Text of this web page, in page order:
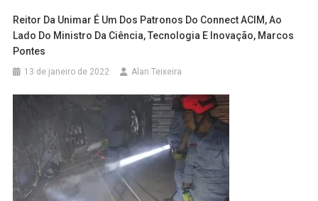
Reitor Da Unimar É Um Dos Patronos Do Connect ACIM, Ao
Lado Do Ministro Da Ciência, Tecnologia E Inovação, Marcos
Pontes
13 de janeiro de 2022 Alan Teixeira